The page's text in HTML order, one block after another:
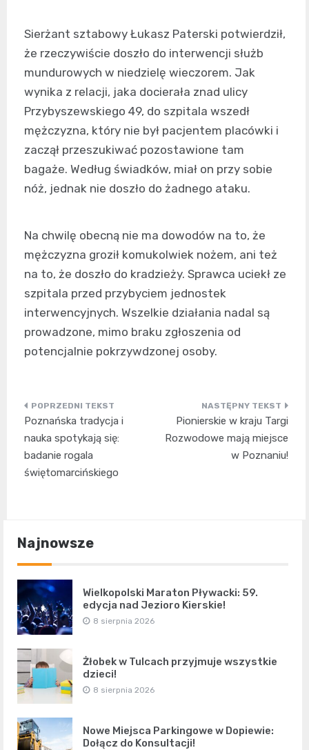
Sierżant sztabowy Łukasz Paterski potwierdził,
że rzeczywiście doszło do interwencji służb
mundurowych w niedzielę wieczorem. Jak
wynika z relacji, jaka docierała znad ulicy
Przybyszewskiego 49, do szpitala wszedł
mężczyzna, który nie był pacjentem placówki i
zaczął przeszukiwać pozostawione tam
bagaże. Według świadków, miał on przy sobie
nóż, jednak nie doszło do żadnego ataku.
Na chwilę obecną nie ma dowodów na to, że
mężczyzna groził komukolwiek nożem, ani też
na to, że doszło do kradzieży. Sprawca uciekł ze
szpitala przed przybyciem jednostek
interwencyjnych. Wszelkie działania nadal są
prowadzone, mimo braku zgłoszenia od
potencjalnie pokrzywdzonej osoby.
Nawigacja
wpisu
Poznańska tradycja i
nauka spotykają się:
badanie rogala
świętomarcińskiego
Pionierskie w kraju Targi
Rozwodowe mają miejsce
w Poznaniu!
Najnowsze
Wielkopolski Maraton Pływacki: 59.
edycja nad Jezioro Kierskie!
8 sierpnia 2026
Żłobek w Tulcach przyjmuje wszystkie
dzieci!
8 sierpnia 2026
Nowe Miejsca Parkingowe w Dopiewie:
Dołącz do Konsultacji!